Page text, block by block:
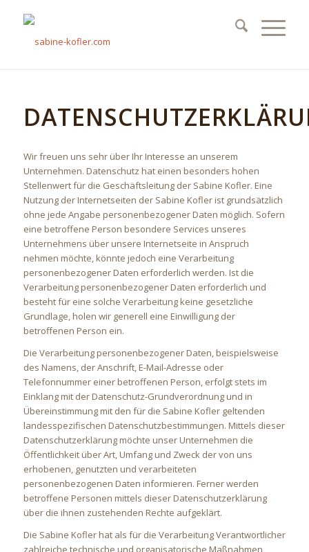
Wir freuen uns sehr über Ihr Interesse an unserem
Unternehmen. Datenschutz hat einen besonders hohen
Stellenwert für die Geschäftsleitung der Sabine Kofler. Eine
Nutzung der Internetseiten der Sabine Kofler ist grundsätzlich
ohne jede Angabe personenbezogener Daten möglich. Sofern
eine betroffene Person besondere Services unseres
Unternehmens über unsere Internetseite in Anspruch
nehmen möchte, könnte jedoch eine Verarbeitung
personenbezogener Daten erforderlich werden. Ist die
Verarbeitung personenbezogener Daten erforderlich und
besteht für eine solche Verarbeitung keine gesetzliche
Grundlage, holen wir generell eine Einwilligung der
betroffenen Person ein.
Die Verarbeitung personenbezogener Daten, beispielsweise
des Namens, der Anschrift, E-Mail-Adresse oder
Telefonnummer einer betroffenen Person, erfolgt stets im
Einklang mit der Datenschutz-Grundverordnung und in
Übereinstimmung mit den für die Sabine Kofler geltenden
landesspezifischen Datenschutzbestimmungen. Mittels dieser
Datenschutzerklärung möchte unser Unternehmen die
Öffentlichkeit über Art, Umfang und Zweck der von uns
erhobenen, genutzten und verarbeiteten
personenbezogenen Daten informieren. Ferner werden
betroffene Personen mittels dieser Datenschutzerklärung
über die ihnen zustehenden Rechte aufgeklärt.
Die Sabine Kofler hat als für die Verarbeitung Verantwortlicher
zahlreiche technische und organisatorische Maßnahmen